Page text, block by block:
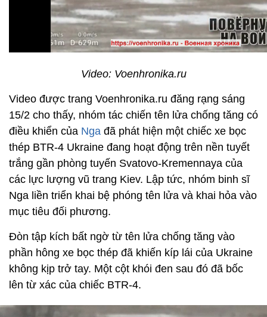
Video: Voenhronika.ru
Video được trang Voenhronika.ru đăng rạng sáng
15/2 cho thấy, nhóm tác chiến tên lửa chống tăng có
điều khiển của Nga đã phát hiện một chiếc xe bọc
thép BTR-4 Ukraine đang hoạt động trên nền tuyết
trắng gần phòng tuyến Svatovo-Kremennaya của
các lực lượng vũ trang Kiev. Lập tức, nhóm binh sĩ
Nga liền triển khai bệ phóng tên lửa và khai hỏa vào
mục tiêu đối phương.
Đòn tập kích bất ngờ từ tên lửa chống tăng vào
phần hông xe bọc thép đã khiến kíp lái của Ukraine
không kịp trở tay. Một cột khói đen sau đó đã bốc
lên từ xác của chiếc BTR-4.